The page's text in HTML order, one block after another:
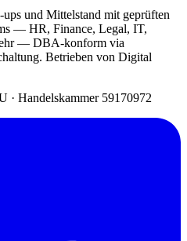
und Mittelstand mit geprüften
— HR, Finance, Legal, IT,
— DBA-konform via
Betrieben von Digital
· Handelskammer 59170972